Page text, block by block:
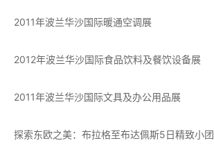
2011年波兰华沙国际暖通空调展
2012年波兰华沙国际食品饮料及餐饮设备展
2011年波兰华沙国际文具及办公用品展
探索东欧之美：布拉格至布达佩斯5日精致小团